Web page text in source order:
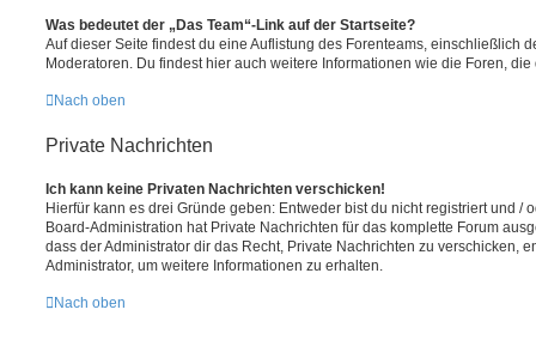
Was bedeutet der „Das Team“-Link auf der Startseite?
Auf dieser Seite findest du eine Auflistung des Forenteams, einschließlich
Moderatoren. Du findest hier auch weitere Informationen wie die Foren,
Nach oben
Private Nachrichten
Ich kann keine Privaten Nachrichten verschicken!
Hierfür kann es drei Gründe geben: Entweder bist du nicht registriert und /
Board-Administration hat Private Nachrichten für das komplette Forum
dass der Administrator dir das Recht, Private Nachrichten zu verschicken,
Administrator, um weitere Informationen zu erhalten.
Nach oben